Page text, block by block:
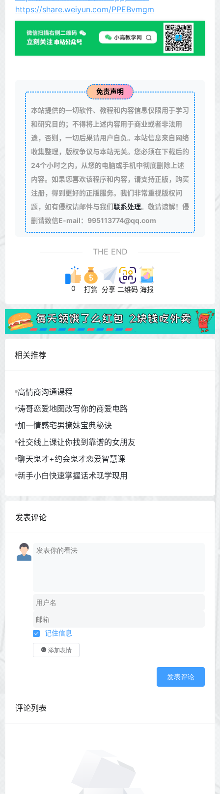
https://share.weiyun.com/PPEBvmgm
免责声明
本站提供的一切软件、教程和内容信息仅限用于学习
和研究目的；不得将上述内容用于商业或者非法用
途，否则，一切后果请用户自负。本站信息来自网络
收集整理，版权争议与本站无关。您必须在下载后的
24个小时之内，从您的电脑或手机中彻底删除上述
内容。如果您喜欢该程序和内容，请支持正版，购买
注册，得到更好的正版服务。我们非常重视版权问
题，如有侵权请邮件与我们联系处理。敬请谅解！侵
删请致信E-mail：995113774@qq.com
THE END
0 打赏 分享 二维码 海报
相关推荐
高情商沟通课程
涛哥恋爱地图改写你的商爱电路
加一情感宅男撩妹宝典秘诀
社交线上课让你找到靠谱的女朋友
聊天鬼才+约会鬼才恋爱智慧课
新手小白快速掌握话术现学现用
发表评论
记住信息
添加表情
发表评论
评论列表